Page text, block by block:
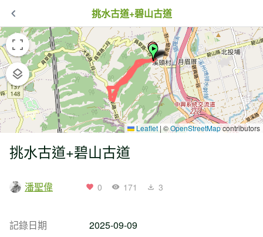
挑水古道+碧山古道
Leaflet | ©OpenStreetMapcontributors
挑水古道+碧山古道
潘聖偉 0 171 3
記錄日期
2025-09-09